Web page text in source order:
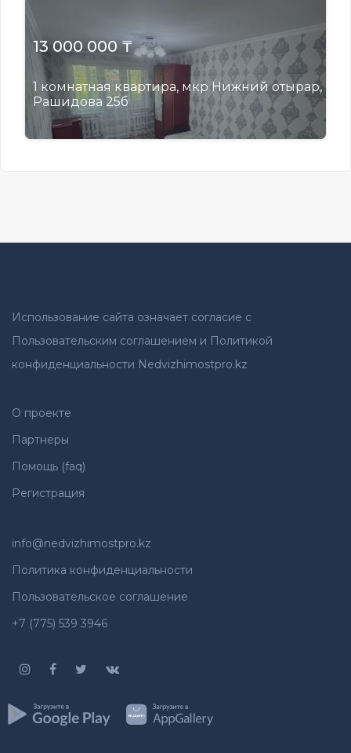
13 000 000 ₸
1 комнатная квартира, мкр Нижний отырар,
Рашидова 25б
Использование сайта означает согласие с
Пользовательским соглашением и Политикой
конфиденциальности Nedvizhimostpro.kz
О проекте
Партнеры
Помощь (faq)
Регистрация
info@nedvizhimostpro.kz
Политика конфиденциальности
Пользовательское соглашение
+7 (775) 539 3946